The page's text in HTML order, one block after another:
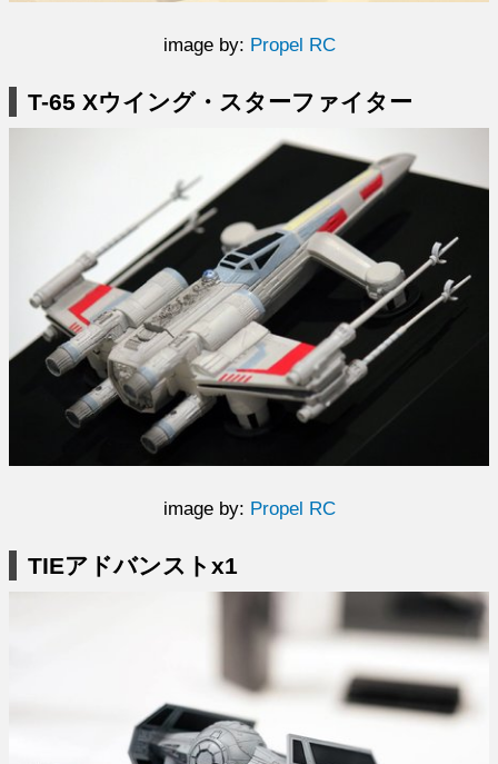
image by: Propel RC
T-65 Xウイング・スターファイター
image by: Propel RC
TIEアドバンストx1